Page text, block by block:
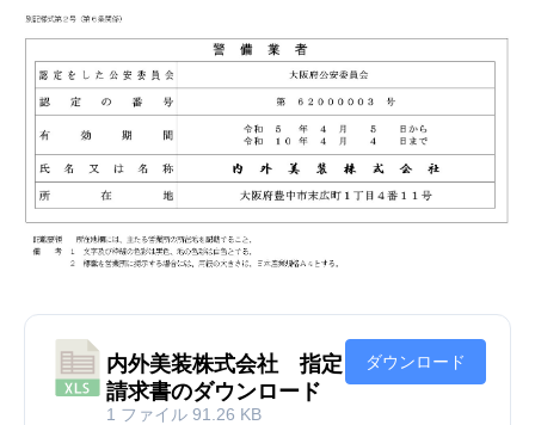
内外美装株式会社 指定
請求書のダウンロード
1 ファイル 91.26 KB
ダウンロード